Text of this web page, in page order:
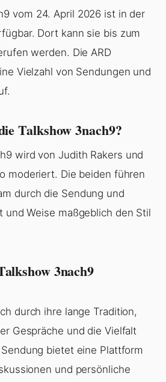
vom 24. April 2026 ist in der
Dort kann sie bis zum
werden. Die ARD
Vielzahl von Sendungen und
Talkshow 3nach9?
wird von Judith Rakers und
moderiert. Die beiden führen
durch die Sendung und
und Weise maßgeblich den Stil
3nach9
durch ihre lange Tradition,
Gespräche und die Vielfalt
bietet eine Plattform
und persönliche